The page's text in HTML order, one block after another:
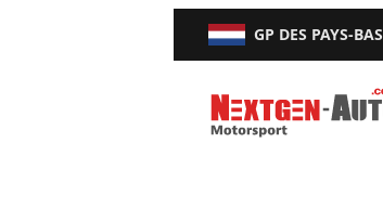
GP DES PAYS-BAS
Nextgen-Auto.com